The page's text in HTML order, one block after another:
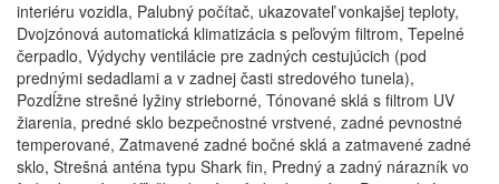
interiéru vozidla, Palubný počítač, ukazovateľ vonkajšej teploty,
Dvojzónová automatická klimatizácia s peľovým filtrom, Tepelné
čerpadlo, Výdychy ventilácie pre zadných cestujúcich (pod
prednými sedadlami a v zadnej časti stredového tunela),
Pozdĺžne strešné lyžiny strieborné, Tónované sklá s filtrom UV
žiarenia, predné sklo bezpečnostné vrstvené, zadné pevnostné
temperované, Zatmavené zadné bočné sklá a zatmavené zadné
sklo, Strešná anténa typu Shark fin, Predný a zadný nárazník vo